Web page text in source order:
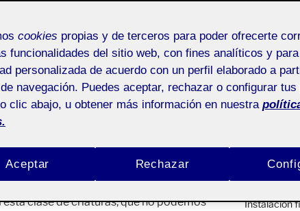
de desconocimiento, pero a la vez nos
toda la información de la que
al alcance de un clic. La idea de
desde muy pequeño, pero me
base lo más solida posible. ¿Cómo
real? ¿O con una criatura
de acercar al espectador, mediante
clase de criaturas, que no podemos
Animación
Dosier del
Sobre la
Instalación
cookies propias y de terceros para poder ofrecerte
funcionalidades del sitio web, con fines analíticos y
personalizada de acuerdo con un perfil elaborado a
navegación. Puedes aceptar, rechazar o configurar
clic abajo, u obtener más información en nuestra
Rechazar
Aceptar